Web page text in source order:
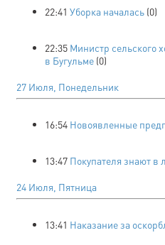
22:41 Уборка началась (0)
22:35 Министр сельского
в Бугульме (0)
27 Июля, Понедельник
16:54 Новоявленные
13:47 Покупателя знают в
24 Июля, Пятница
13:41 Наказание за